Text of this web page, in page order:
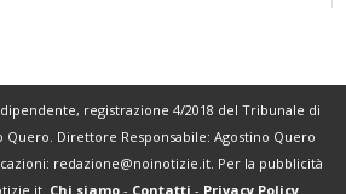
registrazione 4/2018 del Tribunale di
Quero. Direttore Responsabile: Agostino Quero
redazione@noinotizie.it. Per la pubblicità
Chi siamo - Contatti - Privacy Policy